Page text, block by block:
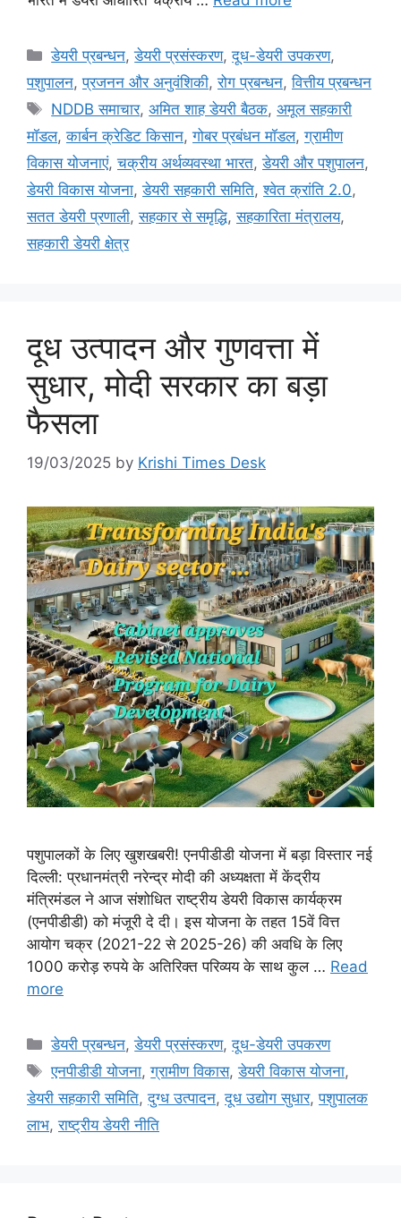
डेयरी प्रबन्धन,डेयरी प्रसंस्करण,दूध-डेयरी उपकरण,
पशुपालन,प्रजनन और अनुवंशिकी,रोग प्रबन्धन,वित्तीय प्रबन्धन
NDDB समाचार,अमित शाह डेयरी बैठक,अमूल सहकारी
मॉडल,कार्बन क्रेडिट किसान,गोबर प्रबंधन मॉडल,ग्रामीण
विकास योजनाएं,चक्रीय अर्थव्यवस्था भारत,डेयरी और पशुपालन,
डेयरी विकास योजना,डेयरी सहकारी समिति,श्वेत क्रांति 2.0,
सतत डेयरी प्रणाली,सहकार से समृद्धि,सहकारिता मंत्रालय,
सहकारी डेयरी क्षेत्र
दूध उत्पादन और गुणवत्ता में
सुधार, मोदी सरकार का बड़ा
फैसला
19/03/2025 by Krishi Times Desk
पशुपालकों के लिए खुशखबरी! एनपीडीडी योजना में बड़ा विस्तार नई
दिल्ली: प्रधानमंत्री नरेन्द्र मोदी की अध्यक्षता में केंद्रीय
मंत्रिमंडल ने आज संशोधित राष्ट्रीय डेयरी विकास कार्यक्रम
(एनपीडीडी) को मंजूरी दे दी। इस योजना के तहत 15वें वित्त
आयोग चक्र (2021-22 से 2025-26) की अवधि के लिए
1000 करोड़ रुपये के अतिरिक्त परिव्यय के साथ कुल … Read
more
डेयरी प्रबन्धन,डेयरी प्रसंस्करण,दूध-डेयरी उपकरण
एनपीडीडी योजना,ग्रामीण विकास,डेयरी विकास योजना,
डेयरी सहकारी समिति,दुग्ध उत्पादन,दूध उद्योग सुधार,पशुपालक
लाभ,राष्ट्रीय डेयरी नीति